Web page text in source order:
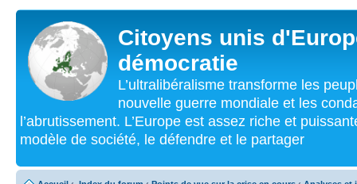
Citoyens unis
démocratie
L’ultralibéralisme transforme les
nouvelle guerre mondiale et les
l’abrutissement. L’Europe est assez riche et
modèle de société, le défendre et le partager